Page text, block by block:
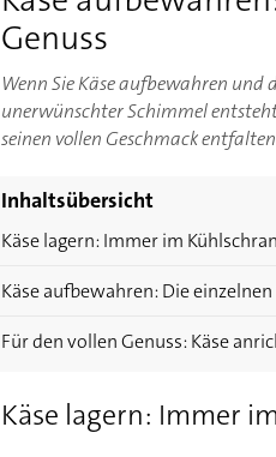
Genuss
Wenn Sie Käse aufbewahren und
unerwünschter Schimmel
seinen vollen Geschmack
Inhaltsübersicht
Käse lagern: Immer im
Käse aufbewahren: Die
Für den vollen Genuss: Käse
Käse lagern: Immer